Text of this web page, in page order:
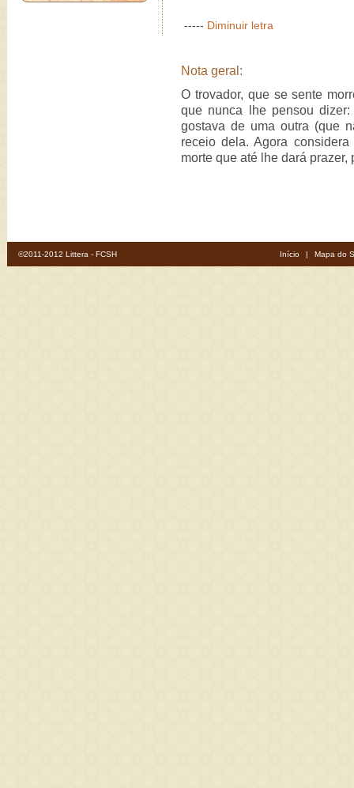
----- Diminuir letra
Nota geral:
O trovador, que se sente
que nunca lhe pensou
gostava de uma outra (que
receio dela. Agora
morte que até lhe dará
©2011-2012 Littera - FCSH Início | Mapa do